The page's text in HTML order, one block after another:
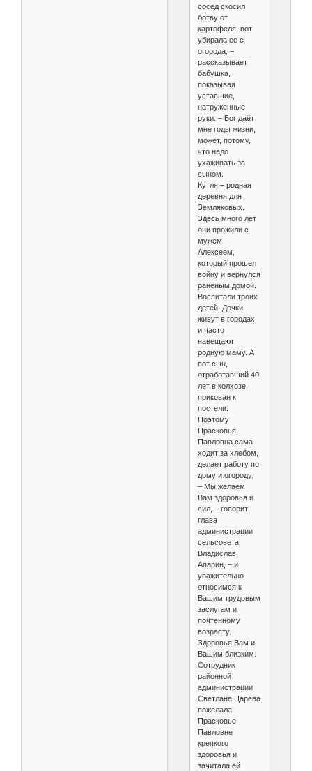
сосед скосил
ботву от
картофеля, вот
убирала ее с
огорода, –
рассказывает
бабушка,
показывая
уставшие,
натруженные
руки. – Бог даёт
мне годы жизни,
может, потому,
что надо
ухаживать за
сыном.
Кутля – родная
деревня для
Земляковых.
Здесь много лет
они прожили с
мужем
Алексеем,
который прошел
войну и вернулся
раненым домой.
Воспитали троих
детей. Дочки
живут в городах
и часто
навещают
родную маму. А
вот сын,
отработавший 40
лет в колхозе,
прикован к
постели.
Поэтому
Прасковья
Павловна сама
ходит за хлебом,
делает работу по
дому и огороду.
– Мы желаем
Вам здоровья и
сил, – говорит
глава
администрации
сельсовета
Владислав
Апарин, – и
уважительно
относимся к
Вашим трудовым
заслугам и
почтенному
возрасту.
Здоровья Вам и
Вашим близким.
Сотрудник
районной
администрации
Светлана Царёва
пожелала
Прасковье
Павловне
крепкого
здоровья и
зачитала ей